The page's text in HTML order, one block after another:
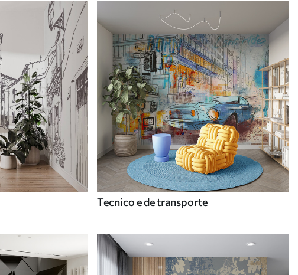
Tecnico e de transporte